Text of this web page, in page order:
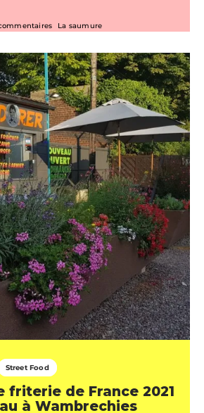
La saumure
Street Food
friterie de France 2021
à Wambrechies